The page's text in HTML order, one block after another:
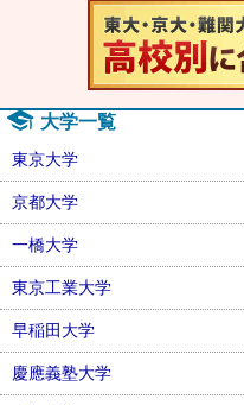
大学一覧
東京大学
京都大学
一橋大学
東京工業大学
早稲田大学
慶應義塾大学